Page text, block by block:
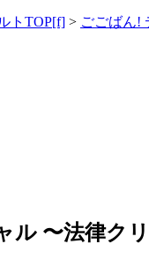
トTOP[f] > ごごばん!
ル 〜法律ク